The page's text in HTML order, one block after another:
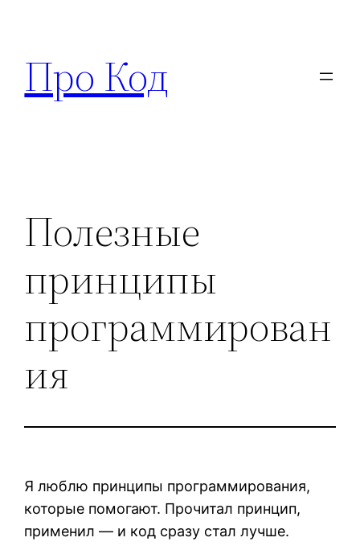
содержимому
Про Код
Полезные
принципы
программирован
ия
Я люблю принципы программирования,
которые помогают. Прочитал принцип,
применил — и код сразу стал лучше.